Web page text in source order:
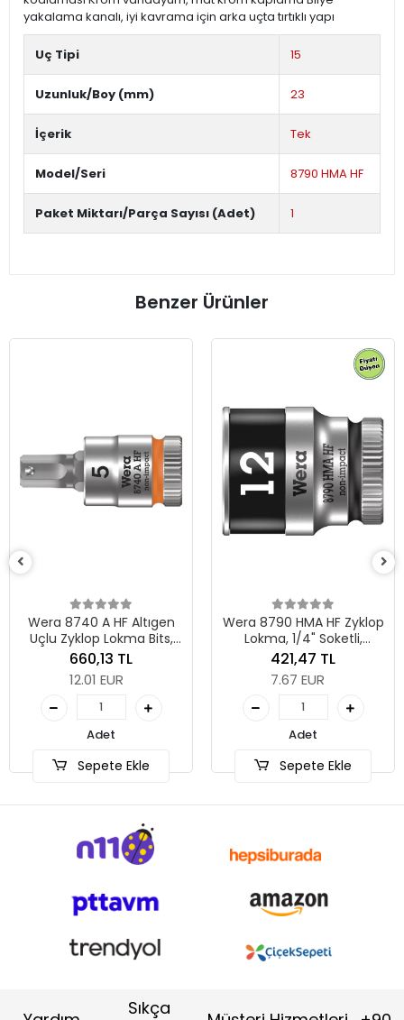
yakalama kanalı, iyi kavrama için arka uçta tırtıklı yapı
Uç Tipi 15
Uzunluk/Boy (mm) 23
İçerik Tek
Model/Seri 8790 HMA HF
Paket Miktarı/Parça Sayısı (Adet) 1
Benzer Ürünler
A HF Altıgen
Lokma Bits,
5 x 28 mm
Ekle
Wera 8790 HMA HF Zyklop
Lokma, 1/4" Soketli,
Tutma Fonksiyonlu, 12 x 23
Sepete Ekle
Lokma,
Sıkça